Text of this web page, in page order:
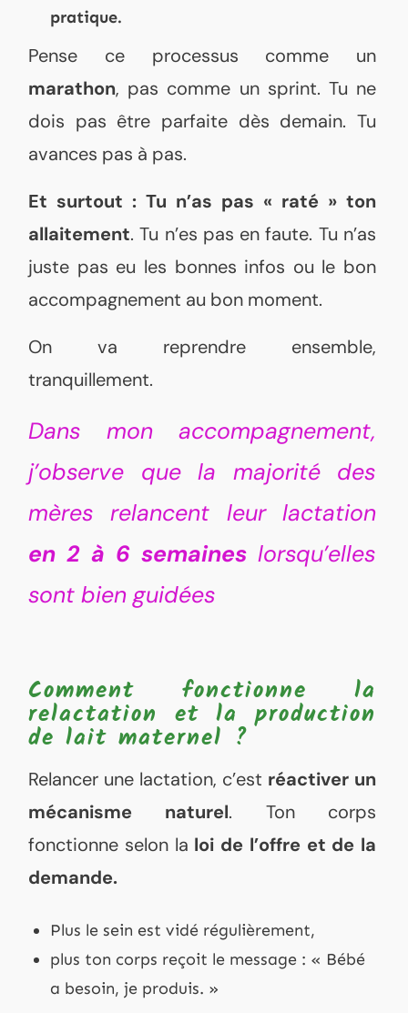
pratique.
Pense ce processus comme un
marathon, pas comme un sprint. Tu ne
dois pas être parfaite dès demain. Tu
avances pas à pas.
Et surtout : Tu n’as pas « raté » ton
allaitement. Tu n’es pas en faute. Tu n’as
juste pas eu les bonnes infos ou le bon
accompagnement au bon moment.
On va reprendre ensemble,
tranquillement.
Dans mon accompagnement,
j’observe que la majorité des
mères relancent leur lactation
en 2 à 6 semaines lorsqu’elles
sont bien guidées
Comment fonctionne la
relactation et la production
de lait maternel ?
Relancer une lactation, c’est réactiver un
mécanisme naturel. Ton corps
fonctionne selon la loi de l’offre et de la
demande.
Plus le sein est vidé régulièrement,
plus ton corps reçoit le message : « Bébé
a besoin, je produis. »